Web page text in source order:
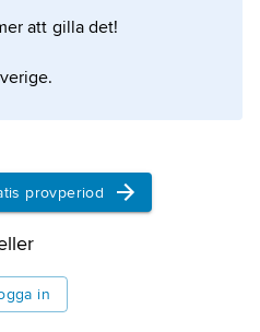
biskopssätet i
byggdes på
artikeln
att gilla det!
provperiod
in